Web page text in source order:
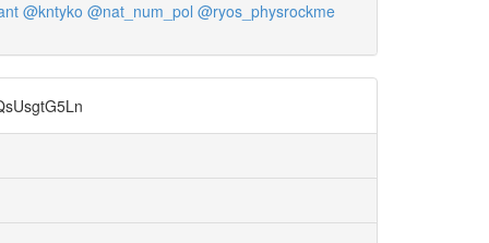
@kntyko @nat_num_pol @ryos_physrockme